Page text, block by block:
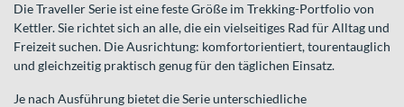
Die Traveller Serie ist eine feste Größe im Trekking-Portfolio von
Kettler. Sie richtet sich an alle, die ein vielseitiges Rad für Alltag und
Freizeit suchen. Die Ausrichtung: komfortorientiert, tourentauglich
und gleichzeitig praktisch genug für den täglichen Einsatz.
Je nach Ausführung bietet die Serie unterschiedliche